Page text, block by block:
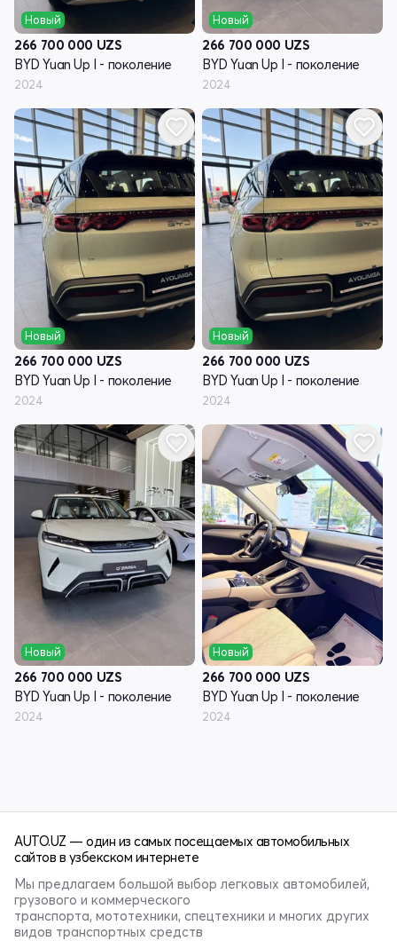
Новый
266 700 000 UZS
BYD Yuan Up I - поколение
2024
Новый
266 700 000 UZS
BYD Yuan Up I - поколение
2024
Новый
266 700 000 UZS
BYD Yuan Up I - поколение
2024
Новый
266 700 000 UZS
BYD Yuan Up I - поколение
2024
Новый
266 700 000 UZS
BYD Yuan Up I - поколение
2024
Новый
266 700 000 UZS
BYD Yuan Up I - поколение
2024
AUTO.UZ — один из самых посещаемых автомобильных
сайтов в узбекском интернете
Мы предлагаем большой выбор легковых автомобилей,
грузового и коммерческого
транспорта, мототехники, спецтехники и многих других
видов транспортных средств